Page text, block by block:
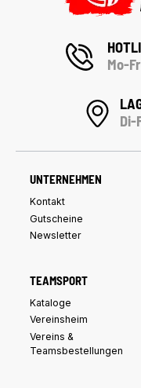
Mo-
Di-
UNTERNEHMEN
Kontakt
Gutscheine
Newsletter
TEAMSPORT
Kataloge
Vereinsheim
Vereins &
Teamsbestellungen